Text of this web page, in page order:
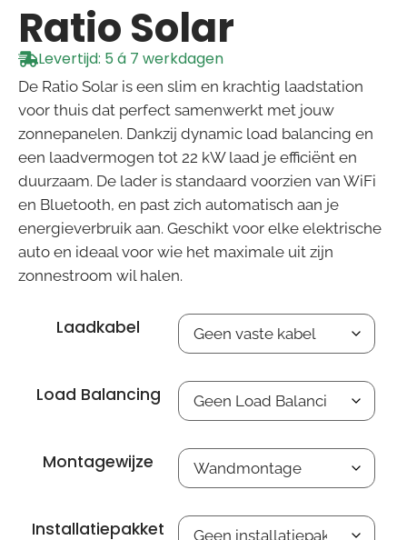
Ratio Solar
Levertijd: 5 á 7 werkdagen
De Ratio Solar is een slim en krachtig laadstation
voor thuis dat perfect samenwerkt met jouw
zonnepanelen. Dankzij dynamic load balancing en
een laadvermogen tot 22 kW laad je efficiënt en
duurzaam. De lader is standaard voorzien van WiFi
en Bluetooth, en past zich automatisch aan je
energieverbruik aan. Geschikt voor elke elektrische
auto en ideaal voor wie het maximale uit zijn
zonnestroom wil halen.
Laadkabel
Load Balancing
Montagewijze
Installatiepakket